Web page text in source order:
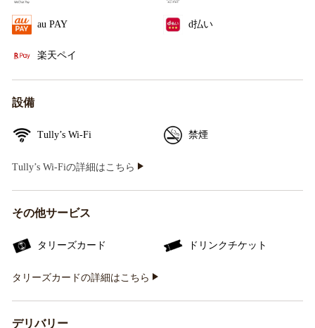
au PAY d払い
楽天ペイ
設備
Tully’s Wi-Fi 禁煙
Tully’s Wi-Fiの詳細はこちら
その他サービス
タリーズカード ドリンクチケット
タリーズカードの詳細はこちら
デリバリー